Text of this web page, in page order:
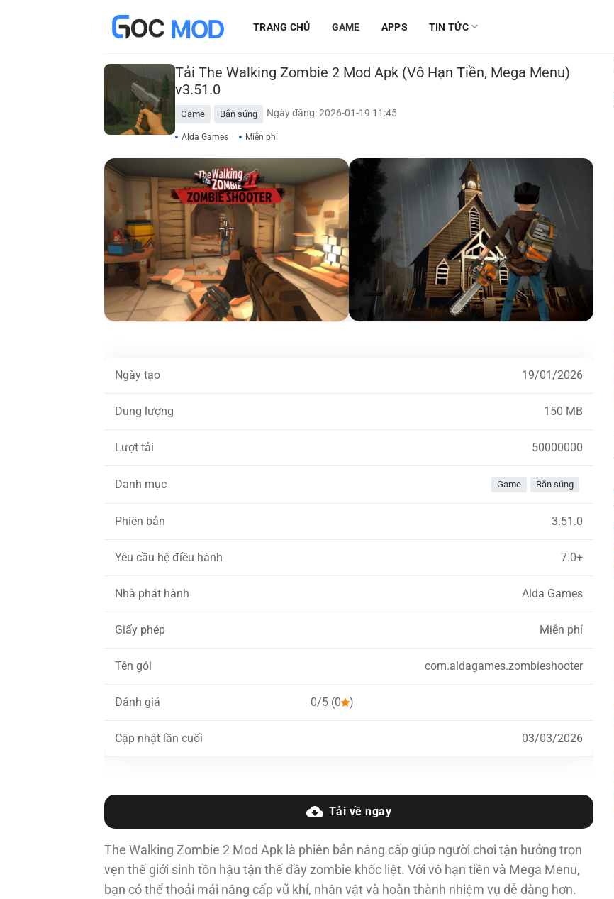
TRANG CHỦ GAME APPS TIN TỨC
Tải The Walking Zombie 2 Mod Apk (Vô Hạn Tiền, Mega Menu)
v3.51.0
Game Bắn súng Ngày đăng: 2026-01-19 11:45
Alda Games Miễn phí
Ngày tạo 19/01/2026
Dung lượng 150 MB
Lượt tải 50000000
Danh mục Game Bắn súng
Phiên bản 3.51.0
Yêu cầu hệ điều hành 7.0+
Nhà phát hành Alda Games
Giấy phép Miễn phí
Tên gói com.aldagames.zombieshooter
Đánh giá 0/5 (0 )
Cập nhật lần cuối 03/03/2026
Tải về ngay
The Walking Zombie 2 Mod Apk là phiên bản nâng cấp giúp người chơi tận hưởng trọn
vẹn thế giới sinh tồn hậu tận thế đầy zombie khốc liệt. Với vô hạn tiền và Mega Menu,
bạn có thể thoải mái nâng cấp vũ khí, nhân vật và hoàn thành nhiệm vụ dễ dàng hơn.